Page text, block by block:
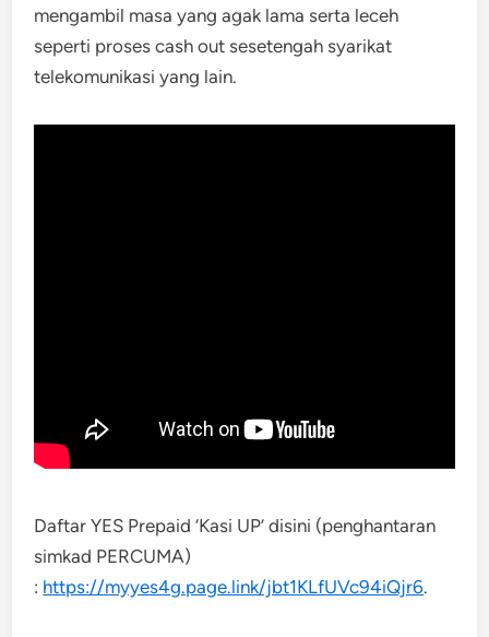
mengambil masa yang agak lama serta leceh
seperti proses cash out sesetengah syarikat
telekomunikasi yang lain.
Daftar YES Prepaid ‘Kasi UP’ disini (penghantaran
simkad PERCUMA)
: https://myyes4g.page.link/jbt1KLfUVc94iQjr6.